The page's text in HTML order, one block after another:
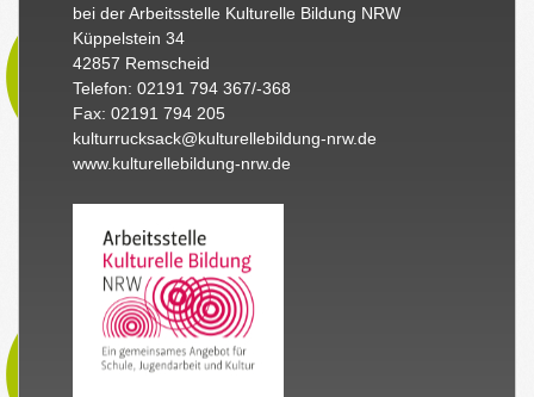
bei der Arbeitsstelle Kulturelle Bildung NRW
Küppelstein 34
42857 Remscheid
Telefon: 02191 794 367/-368
Fax: 02191 794 205
kulturrucksack@kulturellebildung-nrw.de
www.kulturellebildung-nrw.de